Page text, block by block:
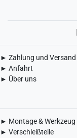
► Zahlung und Versand
► Anfahrt
► Über uns
► Montage & Werkzeug
► Verschleißteile